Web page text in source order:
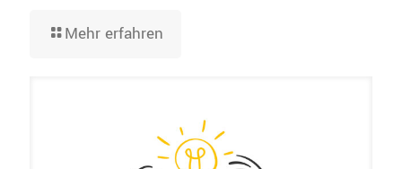
Mehr erfahren